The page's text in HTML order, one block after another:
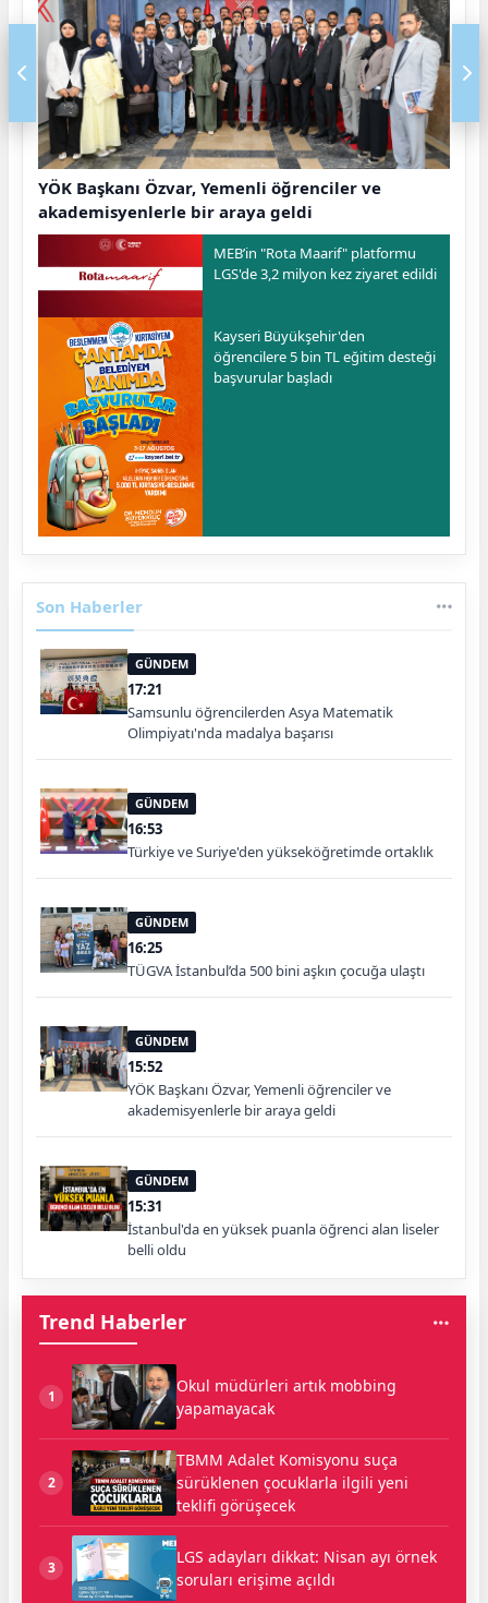
YÖK Başkanı Özvar, Yemenli öğrenciler ve
akademisyenlerle bir araya geldi
MEB’in "Rota Maarif" platformu
LGS'de 3,2 milyon kez ziyaret edildi
Kayseri Büyükşehir'den
öğrencilere 5 bin TL eğitim desteği
başvurular başladı
Son Haberler
GÜNDEM
17:21
Samsunlu öğrencilerden Asya Matematik
Olimpiyatı'nda madalya başarısı
GÜNDEM
16:53
Türkiye ve Suriye'den yükseköğretimde ortaklık
GÜNDEM
16:25
TÜGVA İstanbul’da 500 bini aşkın çocuğa ulaştı
GÜNDEM
15:52
YÖK Başkanı Özvar, Yemenli öğrenciler ve
akademisyenlerle bir araya geldi
GÜNDEM
15:31
İstanbul'da en yüksek puanla öğrenci alan liseler
belli oldu
Trend Haberler
1
Okul müdürleri artık mobbing
yapamayacak
2
TBMM Adalet Komisyonu suça
sürüklenen çocuklarla ilgili yeni
teklifi görüşecek
3
LGS adayları dikkat: Nisan ayı örnek
soruları erişime açıldı